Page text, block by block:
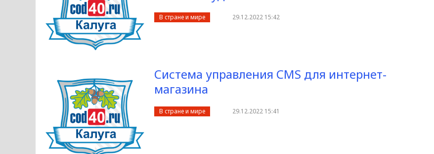
В стране и мире 29.12.2022 15:42
Система управления CMS для интернет-
магазина
В стране и мире 29.12.2022 15:41